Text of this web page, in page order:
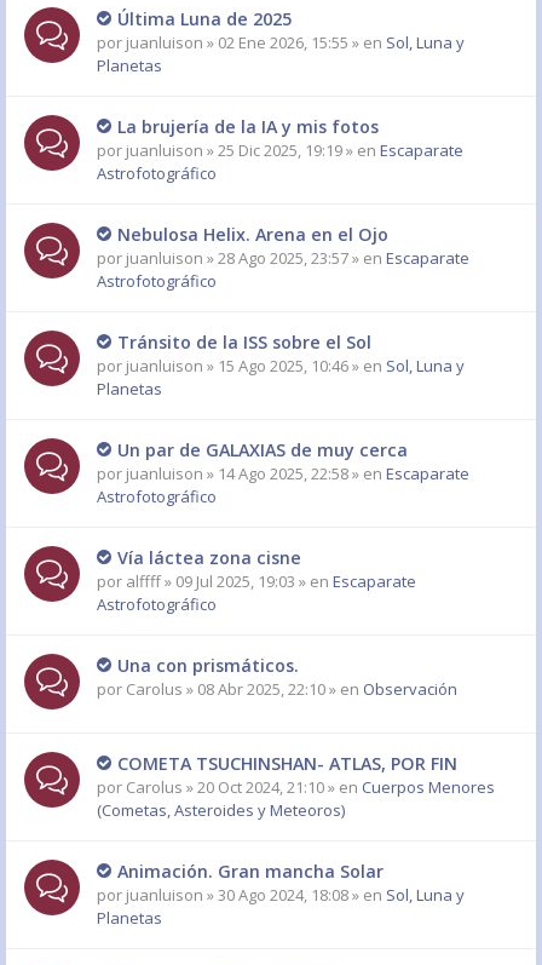
Última Luna de 2025
por juanluison » 02 Ene 2026, 15:55 » en Sol, Luna y
Planetas
La brujería de la IA y mis fotos
por juanluison » 25 Dic 2025, 19:19 » en Escaparate
Astrofotográfico
Nebulosa Helix. Arena en el Ojo
por juanluison » 28 Ago 2025, 23:57 » en Escaparate
Astrofotográfico
Tránsito de la ISS sobre el Sol
por juanluison » 15 Ago 2025, 10:46 » en Sol, Luna y
Planetas
Un par de GALAXIAS de muy cerca
por juanluison » 14 Ago 2025, 22:58 » en Escaparate
Astrofotográfico
Vía láctea zona cisne
por alffff» 09 Jul 2025, 19:03 » en Escaparate
Astrofotográfico
Una con prismáticos.
por Carolus » 08 Abr 2025, 22:10 » en Observación
COMETA TSUCHINSHAN- ATLAS, POR FIN
por Carolus » 20 Oct 2024, 21:10 » en Cuerpos Menores
(Cometas, Asteroides y Meteoros)
Animación. Gran mancha Solar
por juanluison » 30 Ago 2024, 18:08 » en Sol, Luna y
Planetas